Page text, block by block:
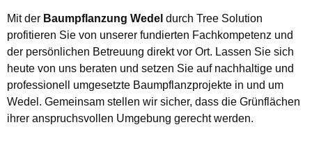
Mit der Baumpflanzung Wedel durch Tree Solution
profitieren Sie von unserer fundierten Fachkompetenz und
der persönlichen Betreuung direkt vor Ort. Lassen Sie sich
heute von uns beraten und setzen Sie auf nachhaltige und
professionell umgesetzte Baumpflanzprojekte in und um
Wedel. Gemeinsam stellen wir sicher, dass die Grünflächen
ihrer anspruchsvollen Umgebung gerecht werden.